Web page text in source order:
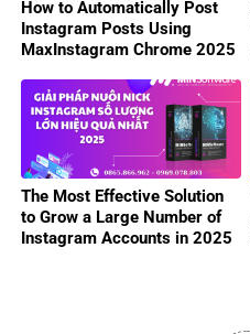
How to Automatically Post
Instagram Posts Using
MaxInstagram Chrome 2025
The Most Effective Solution
to Grow a Large Number of
Instagram Accounts in 2025